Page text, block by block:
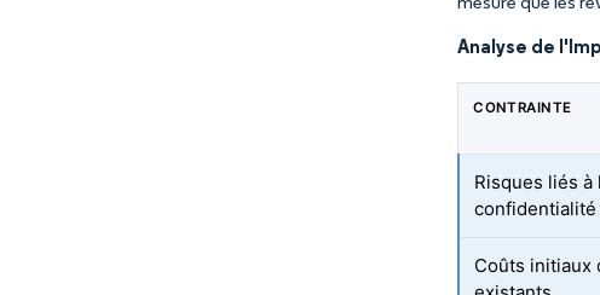
Analyse de
CONTRAINTE
Risques liés
Coûts initiaux